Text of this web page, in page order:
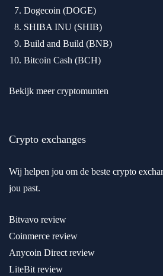
Dogecoin (DOGE)
SHIBA INU (SHIB)
Build and Build (BNB)
Bitcoin Cash (BCH)
Bekijk meer cryptomunten
Crypto exchanges
Wij helpen jou om de beste crypto
jou past.
Bitvavo review
Coinmerce review
Anycoin Direct review
LiteBit review